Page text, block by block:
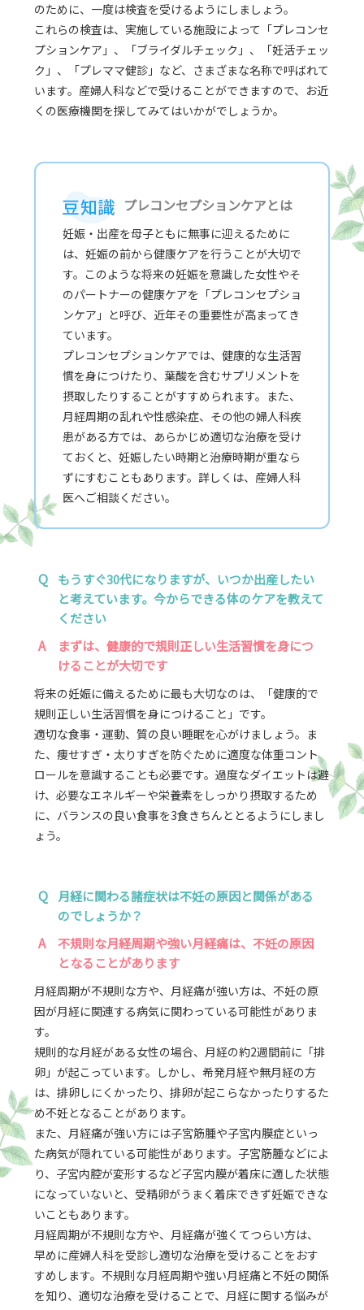
のために、一度は検査を受けるようにしましょう。
これらの検査は、実施している施設によって「プレコンセ
プションケア」、「ブライダルチェック」、「妊活チェッ
ク」、「プレママ健診」など、さまざまな名称で呼ばれて
います。産婦人科などで受けることができますので、お近
くの医療機関を探してみてはいかがでしょうか。
プレコンセプションケアとは
妊娠・出産を母子ともに無事に迎えるために
は、妊娠の前から健康ケアを行うことが大切で
す。このような将来の妊娠を意識した女性やそ
のパートナーの健康ケアを「プレコンセプショ
ンケア」と呼び、近年その重要性が高まってき
ています。
プレコンセプションケアでは、健康的な生活習
慣を身につけたり、葉酸を含むサプリメントを
摂取したりすることがすすめられます。また、
月経周期の乱れや性感染症、その他の婦人科疾
患がある方では、あらかじめ適切な治療を受け
ておくと、妊娠したい時期と治療時期が重なら
ずにすむこともあります。詳しくは、産婦人科
医へご相談ください。
Q
もうすぐ30代になりますが、いつか出産したい
と考えています。今からできる体のケアを教えて
ください
A
まずは、健康的で規則正しい生活習慣を身につ
けることが大切です
将来の妊娠に備えるために最も大切なのは、「健康的で
規則正しい生活習慣を身につけること」です。
適切な食事・運動、質の良い睡眠を心がけましょう。ま
た、痩せすぎ・太りすぎを防ぐために適度な体重コント
ロールを意識することも必要です。過度なダイエットは避
け、必要なエネルギーや栄養素をしっかり摂取するため
に、バランスの良い食事を3食きちんととるようにしまし
ょう。
Q
月経に関わる諸症状は不妊の原因と関係がある
のでしょうか？
A
不規則な月経周期や強い月経痛は、不妊の原因
となることがあります
月経周期が不規則な方や、月経痛が強い方は、不妊の原
因が月経に関連する病気に関わっている可能性がありま
す。
規則的な月経がある女性の場合、月経の約2週間前に「排
卵」が起こっています。しかし、希発月経や無月経の方
は、排卵しにくかったり、排卵が起こらなかったりするた
め不妊となることがあります。
また、月経痛が強い方には子宮筋腫や子宮内膜症といっ
た病気が隠れている可能性があります。子宮筋腫などによ
り、子宮内腔が変形するなど子宮内膜が着床に適した状態
になっていないと、受精卵がうまく着床できず妊娠できな
いこともあります。
月経周期が不規則な方や、月経痛が強くてつらい方は、
早めに産婦人科を受診し適切な治療を受けることをおす
すめします。不規則な月経周期や強い月経痛と不妊の関係
を知り、適切な治療を受けることで、月経に関する悩みが